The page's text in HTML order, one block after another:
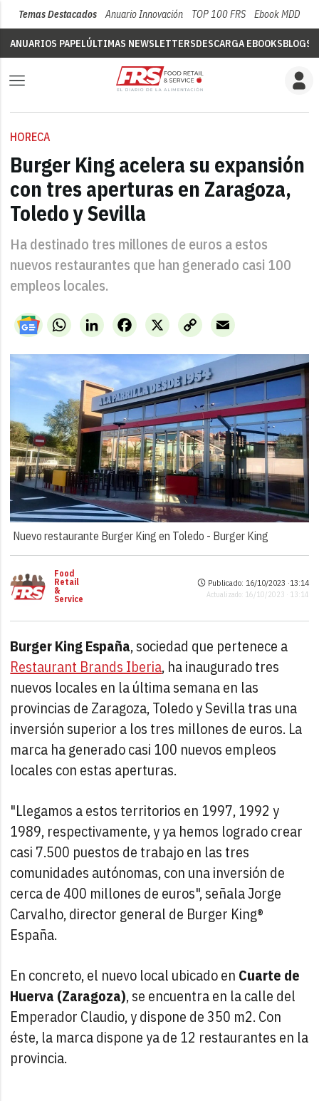
Temas Destacados Anuario Innovación TOP 100 FRS Ebook MDD
ANUARIOS PAPELÚLTIMAS NEWSLETTERSDESCARGA EBOOKSBLOGS
HORECA
Burger King acelera su expansión
con tres aperturas en Zaragoza,
Toledo y Sevilla
Ha destinado tres millones de euros a estos
nuevos restaurantes que han generado casi 100
empleos locales.
WhatsAppLinkedIn X
Facebook
Copy
Link
Email
Nuevo restaurante Burger King en Toledo - Burger King
Food
Retail
&
Service
Publicado: 16/10/2023 ·13:14
Actualizado: 16/10/2023 · 13:14
Burger King España, sociedad que pertenece a
Restaurant Brands Iberia, ha inaugurado tres
nuevos locales en la última semana en las
provincias de Zaragoza, Toledo y Sevilla tras una
inversión superior a los tres millones de euros. La
marca ha generado casi 100 nuevos empleos
locales con estas aperturas.
"Llegamos a estos territorios en 1997, 1992 y
1989, respectivamente, y ya hemos logrado crear
casi 7.500 puestos de trabajo en las tres
comunidades autónomas, con una inversión de
cerca de 400 millones de euros", señala Jorge
Carvalho, director general de Burger King®
España.
En concreto, el nuevo local ubicado en Cuarte de
Huerva (Zaragoza), se encuentra en la calle del
Emperador Claudio, y dispone de 350 m2. Con
éste, la marca dispone ya de 12 restaurantes en la
provincia.